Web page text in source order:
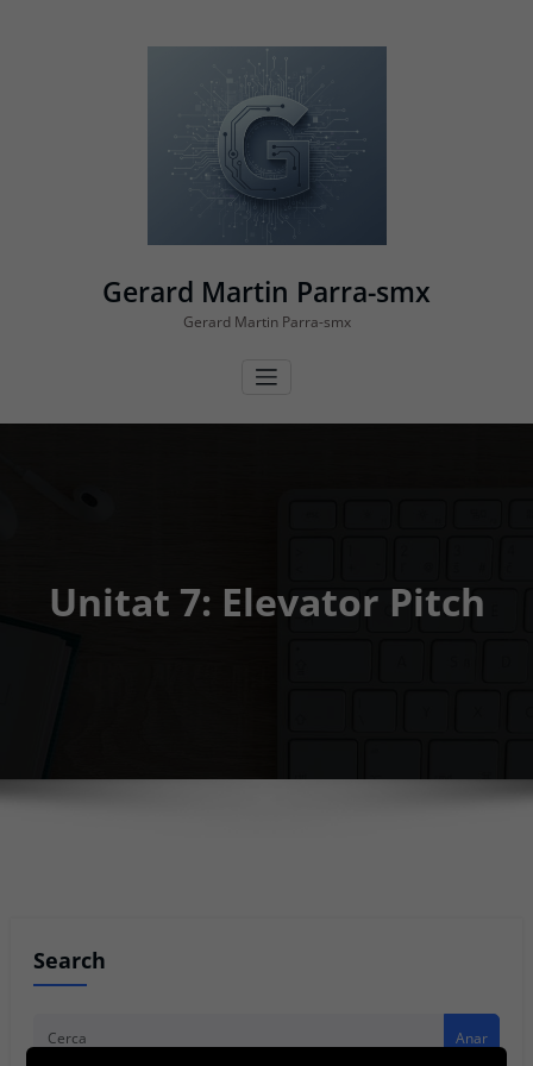
Gerard Martin Parra-smx
Gerard Martin Parra-smx
Unitat 7: Elevator Pitch
Search
Anar